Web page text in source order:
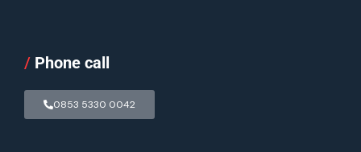
/ Phone call
0853 5330 0042